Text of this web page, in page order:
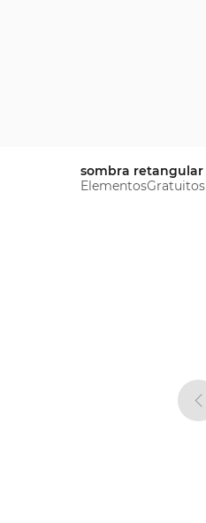
sombra retangular
ElementosGratuitos